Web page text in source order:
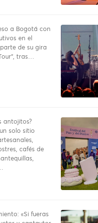
a Bogotá con
en el
de su gira
tras…
antojitos?
solo sitio
cafés de
«Si fueras